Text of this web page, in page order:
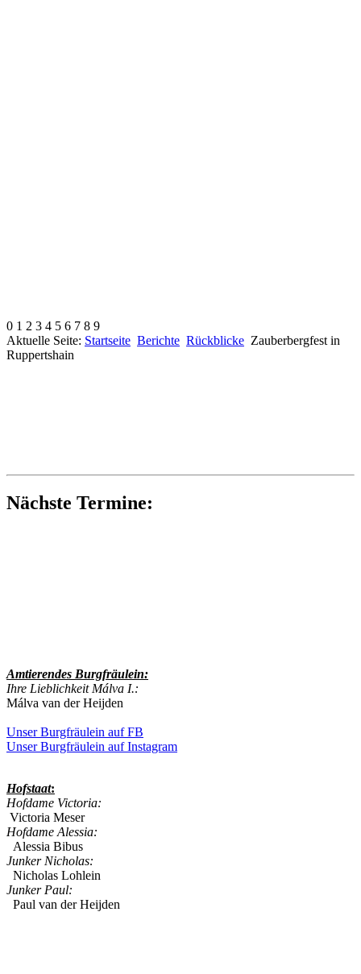
0 1 2 3 4 5 6 7 8 9
Aktuelle Seite: Startseite Berichte Rückblicke Zauberbergfest in
Ruppertshain
Nächste Termine:
Amtierendes Burgfräulein:
Ihre Lieblichkeit Málva I.:
Málva van der Heijden
Unser Burgfräulein auf FB
Unser Burgfräulein auf Instagram
Hofstaat:
Hofdame Victoria:
Victoria Meser
Hofdame Alessia:
Alessia Bibus
Junker Nicholas:
Nicholas Lohlein
Junker Paul:
Paul van der Heijden